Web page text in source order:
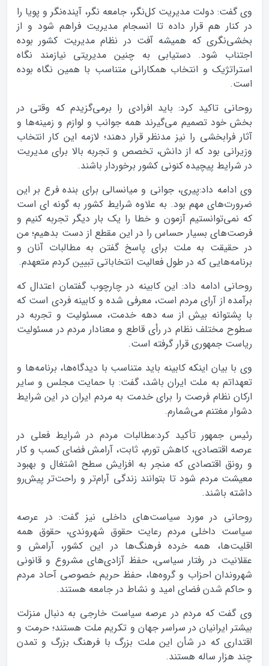
وی گفت: دولت مدیریت کل‌نگر، جامعه نگر، آینده‌نگر و پویا را
در کنار هم قرار داده تا انسجام مدیریت فراهم شود و از
بخشی‌نگری که همیشه آفت در نظام مدیریت کشور بوده
اجتناب شود. دستیابی به چنین مدیریتی نیازمند نگاه
استراتژیک و انتخاب همکارانی متناسب با همین نگاه بوده
است.
روحانی تاکید کرد: باید افرادی را برمی‌گزیدم که وقتی در
بخش خود تصمیم می‌گیرند همه جوانب و لوازم و زمینه‌ها و
آثار فرابخشی را نیز مدنظر قرار دهند؛ لازمه این کار انتخاب
وزیرانی بود که از دانش، تخصص و تجربه بالا برای مدیریت
در شرایط پیچیده کنونی کشور برخوردار باشند.
وی ادامه داد:‌پیری، جوانی و میانسالی برای بنده فرع بر این
ضرورت‌های مهم بود. به علاوه شرایط کشور به گونه ای است
که نمی‌توانستیم آزمون و خطا را یک بار دیگر تجربه کنیم و
فرصت‌‌های بسیار حساس را در این مقطع از دست بدهیم؛ من
در حقیقت به ملت برای پاسخ گفتن به مطالبات آنان و
برنامه‌هایی که در طول فعالیت انتخاباتی تبیین کردم متعهدم.
روحانی ادامه داد: این کابینه در چارچوب گفتمان اعتدال که
برآمده از آرای مردم است، معرفی شده و کابینه فردی است که
با پشتوانه بیش از سه دهه خدمت، مسئولیت و تجربه در
سطوح مختلف نظام در رأی قاطع و معنادار مردم در مسئولیت
ریاست جمهوری قرار گرفته است.
وی با بیان اینکه کابینه باید متناسب با دیدگاه‌ها، برنامه‌ها و
تعهداتم به ملت ایران باشد، گفت: با حمایت مجلس و سایر
ارکان نظام فرصت را برای خدمت به مردم ایران در این شرایط
دشوار مغتنم می‌شمارم.
رئیس جمهور تأکید کرد:‌مطالبات مردم در شرایط فعلی در
عرصه اقتصادی، کاهش تورم، ثابت، آرامش فضای کسب و کار
و رونق اقتصادی که منجر به افزایش سطح اشتغال و بهبود
معیشت مردم شود تا بتوانند زندگی آرام‌تر و راحت‌تر پیش‌رو
داشته باشند.
روحانی در مورد سیاست‌های داخلی نیز گفت: در عرصه
سیاست داخلی مردم رعایت حقوق شهروندی، حقوق همه
اقلیت‌ها، همه خرده‌ فرهنگ‌ها در این کشور، آرامش و
عقلانیت در رفتار سیاسی، حفظ آزادی‌های مشروع و قانونی
شهروندان احزاب و گروه‌ها، حفظ حریم خصوصی آحاد مردم
و حاکم شدن فضای امید و نشاط در جامعه هستند.
وی گفت که مردم در عرصه سیاست خارجی به دنبال منزلت
بیشتر ایرانیان در سراسر جهان و تکریم ملت هستند؛ حرمت و
اقتداری که در شأن این ملت بزرگ با فرهنگ بزرگ و تمدن
چند هزار ساله هستند.